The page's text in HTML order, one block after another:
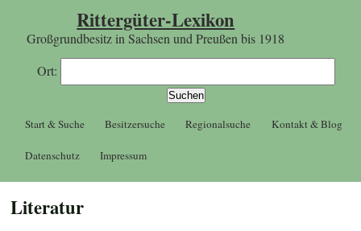
Rittergüter-Lexikon
Großgrundbesitz in Sachsen und Preußen bis 1918
Ort:
Start & Suche Besitzersuche Regionalsuche Kontakt & Blog
Datenschutz Impressum
Literatur